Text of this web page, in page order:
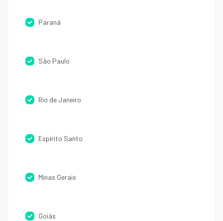
Paraná
São Paulo
Rio de Janeiro
Espirito Santo
Minas Gerais
Goiás